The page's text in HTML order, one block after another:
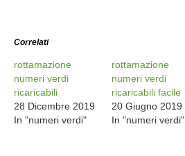
Correlati
rottamazione
numeri verdi
ricaricabili
28 Dicembre 2019
In "numeri verdi"
rottamazione
numeri verdi
ricaricabili facile
20 Giugno 2019
In "numeri verdi"